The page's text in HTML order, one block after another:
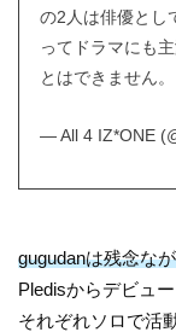
の2人は俳優とし
ってドラマにも
とはできません。
— All 4 IZ*ONE
gugudanは残念な
Pledisからデビュ
それぞれソロで活